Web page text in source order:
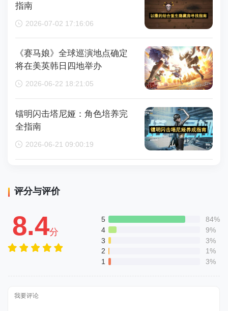
指南
2026-07-02 17:16:06
《赛马娘》全球巡演地点确定
将在美英韩日四地举办
2026-06-22 18:21:05
镭明闪击塔尼娅：角色培养完
全指南
2026-06-21 09:00:19
评分与评价
8.4分
5
84%
4
9%
3
3%
2
1%
1
3%